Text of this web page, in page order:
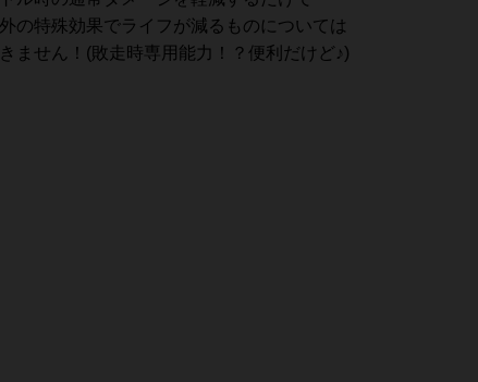
の特殊効果でライフが減るものについては
ません！(敗走時専用能力！？便利だけど♪)